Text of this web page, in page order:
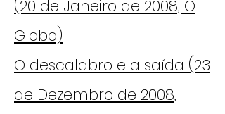
(20 de Janeiro de 2008, O
Globo)
O descalabro e a saída (23
de Dezembro de 2008,